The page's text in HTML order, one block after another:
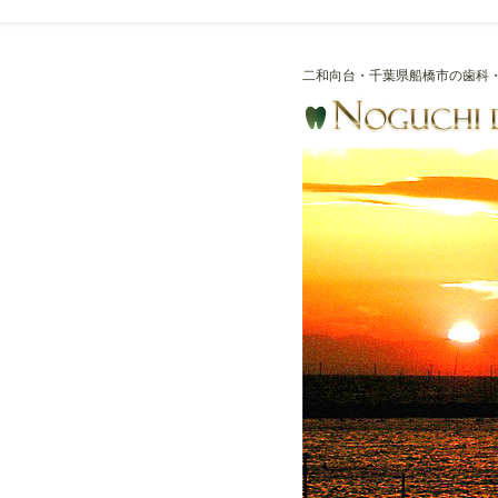
二和向台・千葉県船橋市の歯科